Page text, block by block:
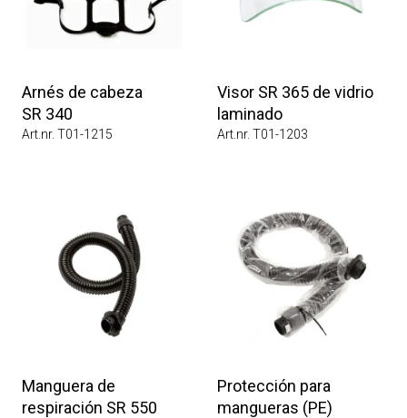
Arnés de cabeza
SR 340
Art.nr. T01-1215
Visor SR 365 de vidrio
laminado
Art.nr. T01-1203
Manguera de
respiración SR 550
Protección para
mangueras (PE)